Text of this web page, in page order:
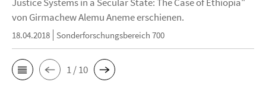
von Girmachew Alemu Aneme erschienen.
18.04.2018 Sonderforschungsbereich 700
1 / 10